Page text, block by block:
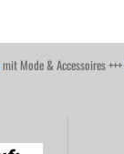
mit Mode & Accessoires +++